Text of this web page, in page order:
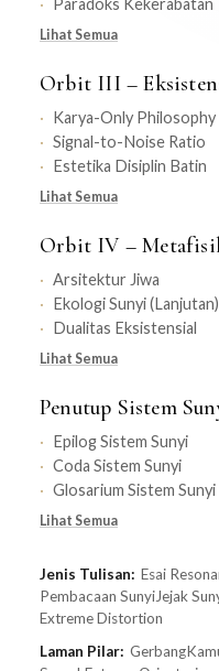
Paradoks Kekerabatan
Lihat Semua
Orbit III –
Karya-Only Philosophy
Signal-to-Noise Ratio
Estetika Disiplin Batin
Lihat Semua
Orbit IV –
Arsitektur Jiwa
Ekologi Sunyi (Lanjutan)
Dualitas Eksistensial
Lihat Semua
Penutup Sistem
Epilog Sistem Sunyi
Coda Sistem Sunyi
Glosarium Sistem Sunyi
Lihat Semua
Jenis Tulisan: Esai
Pembacaan SunyiJejak
Extreme Distortion
Laman Pilar: Gerbang